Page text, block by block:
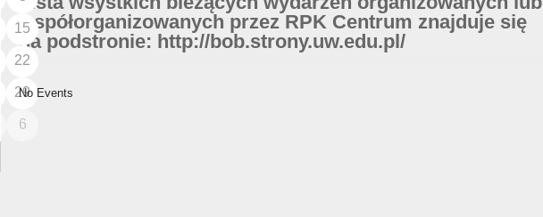
15
22
29
6
współorganizowanych przez RPK Centrum znajduje się
na podstronie: http://bob.strony.uw.edu.pl/
No Events